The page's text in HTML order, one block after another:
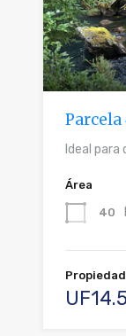
Parcela
Ideal para
Área
40